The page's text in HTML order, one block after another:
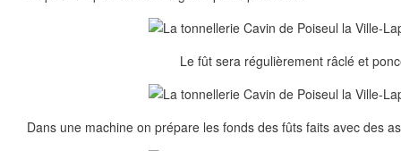
Le fût sera régulièrement râclé et
Dans une machine on prépare les fonds des fûts faits avec des